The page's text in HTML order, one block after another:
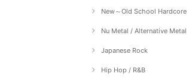
New～Old School Hardcore
Nu Metal / Alternative Metal
Japanese Rock
Hip Hop / R&B